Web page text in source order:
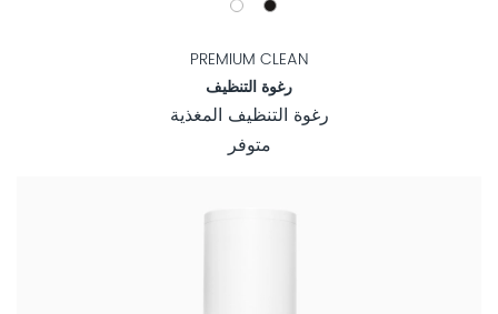
PREMIUM CLEAN
رغوة التنظيف
رغوة التنظيف المغذية
متوفر